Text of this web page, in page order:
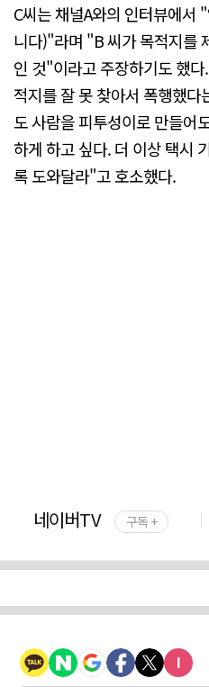
C씨는 채널A와의 인터뷰에서
니다)"라며 "B 씨가 목적지를
인 것"이라고 주장하기도 했
적지를 잘 못 찾아서 폭행했
도 사람을 피투성이로 만들어
하게 하고 싶다. 더 이상 택시
록 도와달라"고 호소했다.
네이버TV 구독 +